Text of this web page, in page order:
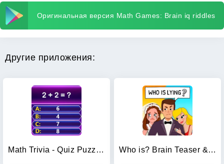
Оригинальная версия Math Games: Brain iq riddles
Другие приложения:
Math Trivia - Quiz Puzzle Game Who is? Brain Teaser & Riddles